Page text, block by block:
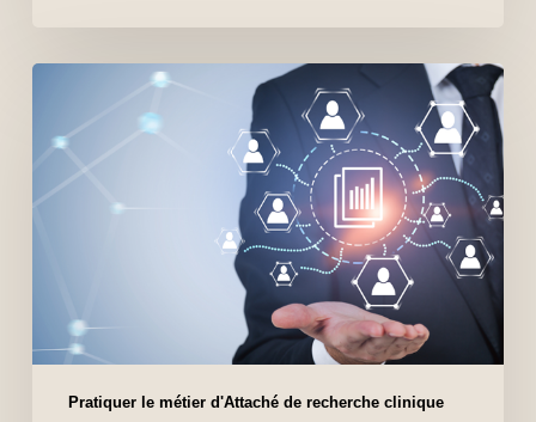
Pratiquer le métier d'Attaché de recherche clinique